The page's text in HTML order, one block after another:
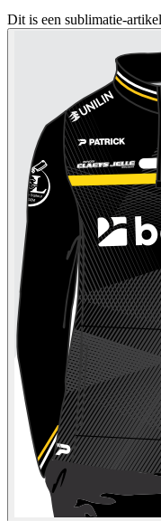
Dit is een sublimatie-